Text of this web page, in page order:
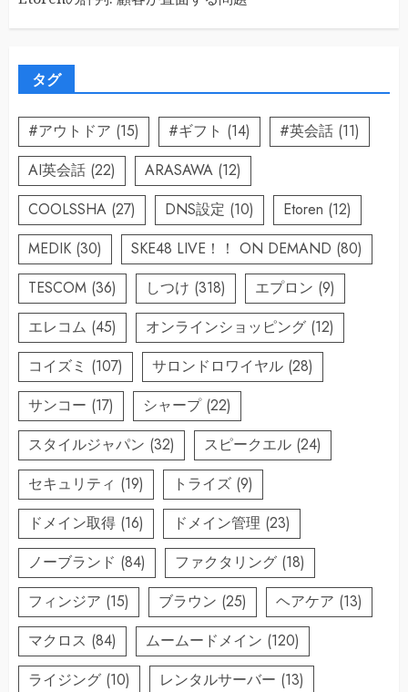
タグ
#アウトドア (15) #ギフト (14) #英会話 (11)
AI英会話 (22) ARASAWA (12)
COOLSSHA (27) DNS設定 (10) Etoren (12)
MEDIK (30) SKE48 LIVE！！ ON DEMAND (80)
TESCOM (36) しつけ (318) エプロン (9)
エレコム (45) オンラインショッピング (12)
コイズミ (107) サロンドロワイヤル (28)
サンコー (17) シャープ(22)
スタイルジャパン (32) スピークエル (24)
セキュリティ (19) トライズ (9)
ドメイン取得 (16) ドメイン管理 (23)
ノーブランド (84) ファクタリング (18)
フィンジア (15) ブラウン (25) ヘアケア (13)
マクロス (84) ムームードメイン (120)
ライジング (10) レンタルサーバー (13)